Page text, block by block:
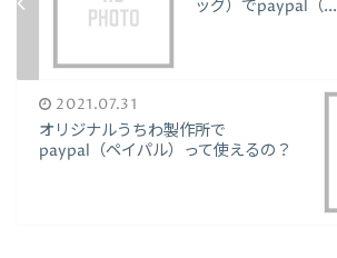
ッグ）でpaypal（...
2021.07.31
オリジナルうちわ製作所で
paypal（ペイパル）って使えるの？